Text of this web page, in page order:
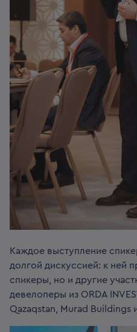
Каждое выступление
долгой дискуссией: к ней
спикеры, но и другие
девелоперы из ORDA
Qazaqstan, Murad Buildings